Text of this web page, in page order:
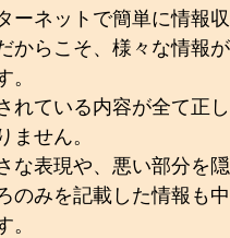
ーネットで簡単に情報
からこそ、様々な情報
れている内容が全て正
ません。
な表現や、悪い部分を
のみを記載した情報も